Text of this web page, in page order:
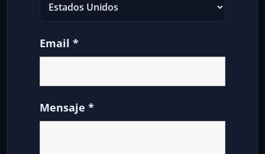
Email *
Mensaje *